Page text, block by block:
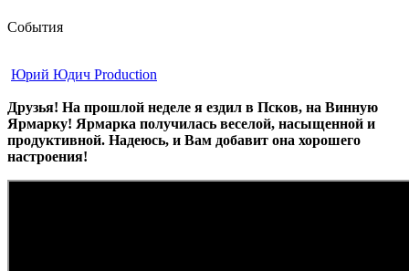
События
Юрий Юдич Production
Друзья! На прошлой неделе я ездил в Псков, на Винную
Ярмарку! Ярмарка получилась веселой, насыщенной и
продуктивной. Надеюсь, и Вам добавит она хорошего
настроения!